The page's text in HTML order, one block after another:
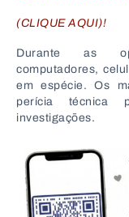
(CLIQUE AQUI)!
Durante as
computadores,
em espécie. Os
perícia técnica
investigações.